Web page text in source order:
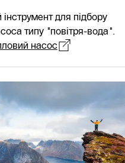
для підбору
типу "повітря-вода".
насос